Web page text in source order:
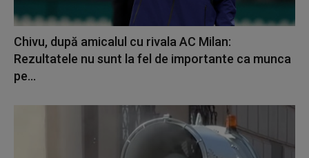
Chivu, după amicalul cu rivala AC Milan:
Rezultatele nu sunt la fel de importante ca munca
pe...